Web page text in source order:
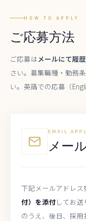
HOW TO APPLY
ご応募方法
ご応募はメールにて履
さい。募集職種・勤務
い。英語での応募（
EMAIL
メー
下記メールアドレス
付）を添付してお
のうえ、後日、採用